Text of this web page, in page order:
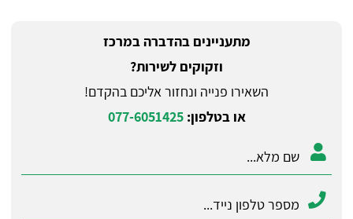
מתעניינים בהדברה במרכז
וזקוקים לשירות?
השאירו פנייה ונחזור אליכם בהקדם!
או בטלפון:077-6051425